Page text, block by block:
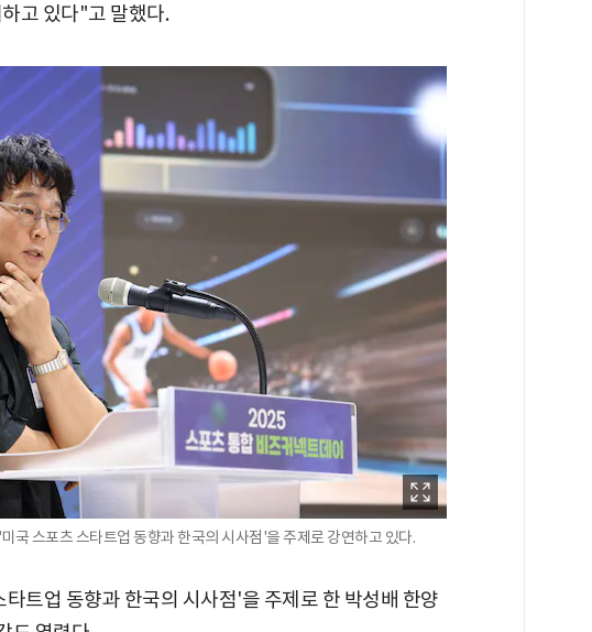
고 있다"고 말했다.
국 스포츠 스타트업 동향과 한국의 시사점'을 주제로 강연하고 있다.
트업 동향과 한국의 시사점'을 주제로 한 박성배 한양